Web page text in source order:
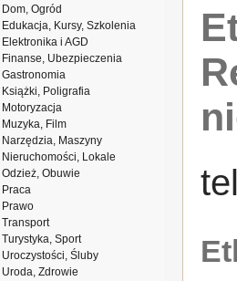
Dom, Ogród
Edukacja, Kursy, Szkolenia
Elektronika i AGD
Finanse, Ubezpieczenia
Gastronomia
Książki, Poligrafia
Motoryzacja
Muzyka, Film
Narzędzia, Maszyny
Nieruchomości, Lokale
Odzież, Obuwie
Praca
Prawo
Transport
Turystyka, Sport
Uroczystości, Śluby
Uroda, Zdrowie